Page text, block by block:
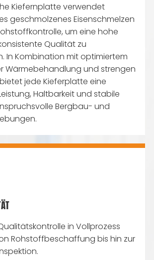
Kiefernplatte verwendet
geschmolzenes Eisenschmelzen
um eine hohe
Qualität zu
In Kombination mit optimiertem
Wärmebehandlung und strengen
jede Kieferplatte eine
Haltbarkeit und stabile
Bergbau- und
in Vollprozess
Rohstoffbeschaffung bis hin zur